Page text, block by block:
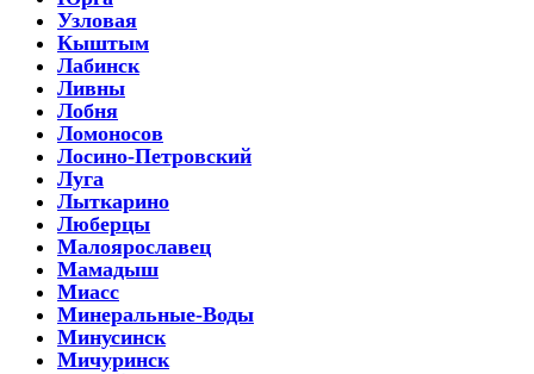
Узловая
Кыштым
Лабинск
Ливны
Лобня
Ломоносов
Лосино-Петровский
Луга
Лыткарино
Люберцы
Малоярославец
Мамадыш
Миасс
Минеральные-Воды
Минусинск
Мичуринск